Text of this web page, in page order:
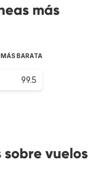
más
BARATA
99.5
vuelos